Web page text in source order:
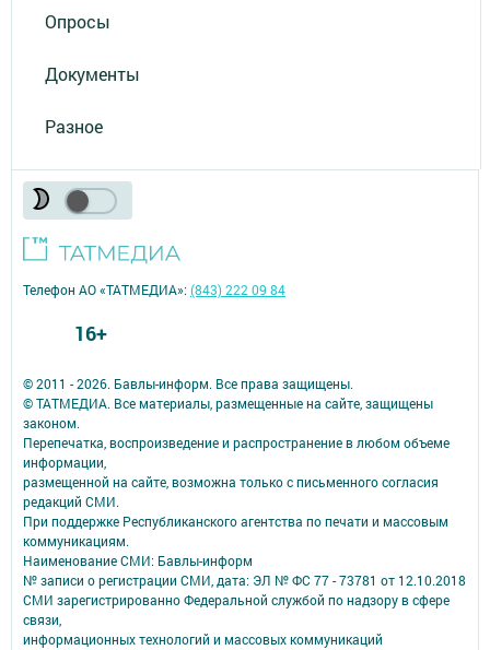
Опросы
Документы
Разное
© 2011 - 2026. Бавлы-информ. Все права защищены.
© ТАТМЕДИА. Все материалы, размещенные на сайте, защищены
законом.
Перепечатка, воспроизведение и распространение в любом объеме
информации,
размещенной на сайте, возможна только с письменного согласия
редакций СМИ.
При поддержке Республиканского агентства по печати и массовым
коммуникациям.
Наименование СМИ: Бавлы-информ
№ записи о регистрации СМИ, дата: ЭЛ № ФС 77 - 73781 от 12.10.2018
СМИ зарегистрированно Федеральной службой по надзору в сфере
связи,
информационных технологий и массовых коммуникаций
Телефон АО «ТАТМЕДИА»:(843) 222 09 84
16+